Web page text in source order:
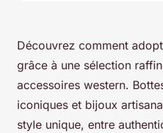
Découvrez comment
grâce à une sélection
accessoires western.
iconiques et bijoux
style unique, entre